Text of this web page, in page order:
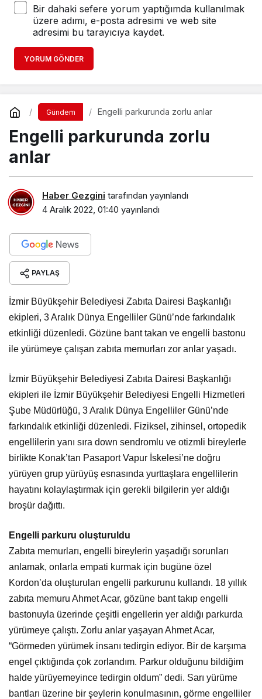
Bir dahaki sefere yorum yaptığımda kullanılmak
üzere adımı, e-posta adresimi ve web site
adresimi bu tarayıcıya kaydet.
YORUM GÖNDER
Gündem Engelli parkurunda zorlu anlar
Engelli parkurunda zorlu
anlar
Haber Gezgini tarafından yayınlandı
4 Aralık 2022, 01:40 yayınlandı
PAYLAŞ
İzmir Büyükşehir Belediyesi Zabıta Dairesi Başkanlığı
ekipleri, 3 Aralık Dünya Engelliler Günü’nde farkındalık
etkinliği düzenledi. Gözüne bant takan ve engelli bastonu
ile yürümeye çalışan zabıta memurları zor anlar yaşadı.
İzmir Büyükşehir Belediyesi Zabıta Dairesi Başkanlığı
ekipleri ile İzmir Büyükşehir Belediyesi Engelli Hizmetleri
Şube Müdürlüğü, 3 Aralık Dünya Engelliler Günü’nde
farkındalık etkinliği düzenledi. Fiziksel, zihinsel, ortopedik
engellilerin yanı sıra down sendromlu ve otizmli bireylerle
birlikte Konak’tan Pasaport Vapur İskelesi’ne doğru
yürüyen grup yürüyüş esnasında yurttaşlara engellilerin
hayatını kolaylaştırmak için gerekli bilgilerin yer aldığı
broşür dağıttı.
Engelli parkuru oluşturuldu
Zabıta memurları, engelli bireylerin yaşadığı sorunları
anlamak, onlarla empati kurmak için bugüne özel
Kordon’da oluşturulan engelli parkurunu kullandı. 18 yıllık
zabıta memuru Ahmet Acar, gözüne bant takıp engelli
bastonuyla üzerinde çeşitli engellerin yer aldığı parkurda
yürümeye çalıştı. Zorlu anlar yaşayan Ahmet Acar,
“Görmeden yürümek insanı tedirgin ediyor. Bir de karşıma
engel çıktığında çok zorlandım. Parkur olduğunu bildiğim
halde yürüyemeyince tedirgin oldum” dedi. Sarı yürüme
bantları üzerine bir şeylerin konulmasının, görme engelliler